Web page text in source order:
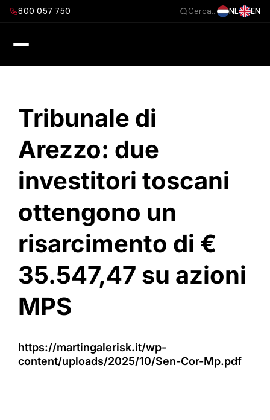
Salta800 057 750 Cerca... NL EN
Tribunale di
Arezzo: due
investitori toscani
ottengono un
risarcimento di €
35.547,47 su azioni
MPS
https://martingalerisk.it/wp-
content/uploads/2025/10/Sen-Cor-Mp.pdf